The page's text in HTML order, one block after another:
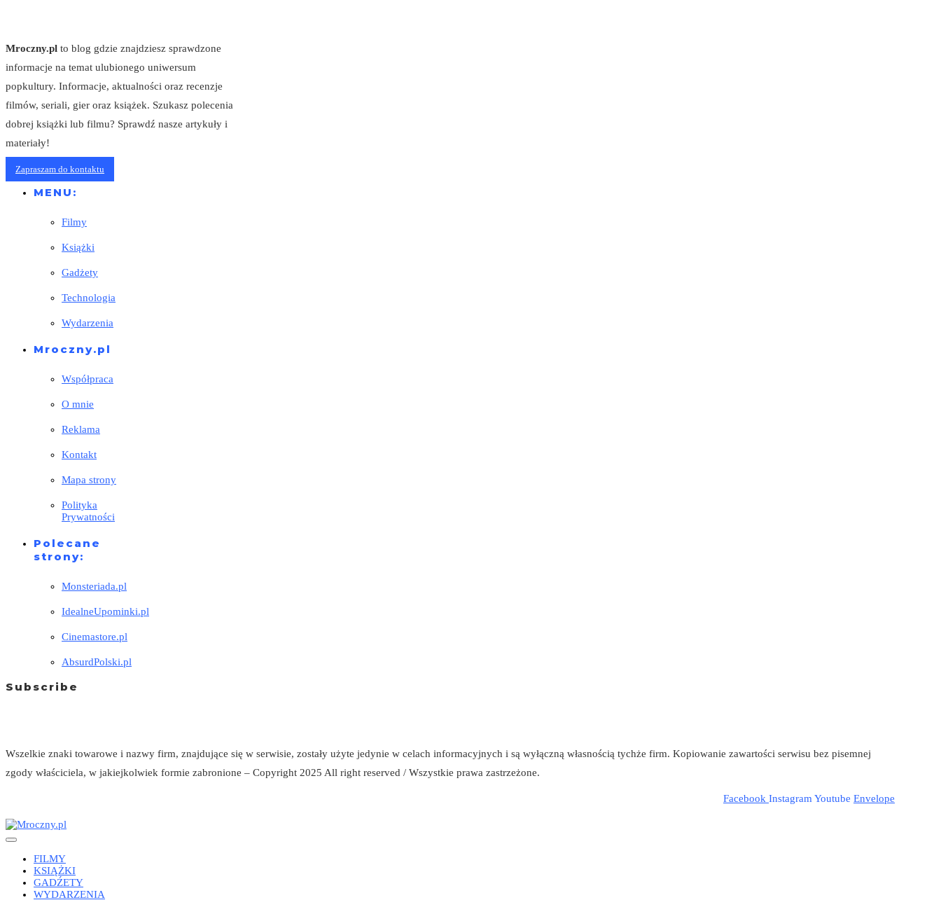
Mroczny.pl to blog gdzie znajdziesz sprawdzone
informacje na temat ulubionego uniwersum
popkultury. Informacje, aktualności oraz recenzje
filmów, seriali, gier oraz książek. Szukasz polecenia
dobrej książki lub filmu? Sprawdź nasze artykuły i
materiały!
Zapraszam do kontaktu
MENU:
Filmy
Książki
Gadżety
Technologia
Wydarzenia
Mroczny.pl
Współpraca
O mnie
Reklama
Kontakt
Mapa strony
Polityka
Prywatności
Polecane
strony:
Monsteriada.pl
IdealneUpominki.pl
Cinemastore.pl
AbsurdPolski.pl
Subscribe
Wszelkie znaki towarowe i nazwy firm, znajdujące się w serwisie, zostały użyte jedynie w celach informacyjnych i są wyłączną własnością tychże firm. Kopiowanie zawartości serwisu bez pisemnej
zgody właściciela, w jakiejkolwiek formie zabronione – Copyright 2025 All right reserved / Wszystkie prawa zastrzeżone.
Facebook Instagram Youtube Envelope
FILMY
KSIĄŻKI
GADŹETY
WYDARZENIA